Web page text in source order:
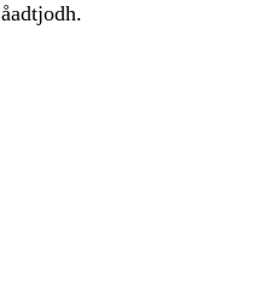
åadtjodh.